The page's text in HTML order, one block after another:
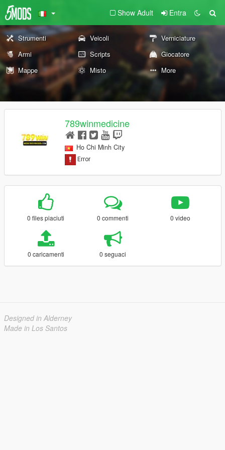
Show Adult Entra
Strumenti Veicoli
Verniciature
Armi
Scripts
Giocatore
Mappe
Misto More
789winmedicine
Ho Chi Minh City
0 files piaciuti 0 commenti 0 video
0 caricamenti 0 seguaci
Designed in Alderney
Made in Los Santos